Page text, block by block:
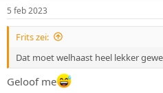
5 feb 2023
Frits zei:
Dat moet welhaast heel lekker
Geloof me